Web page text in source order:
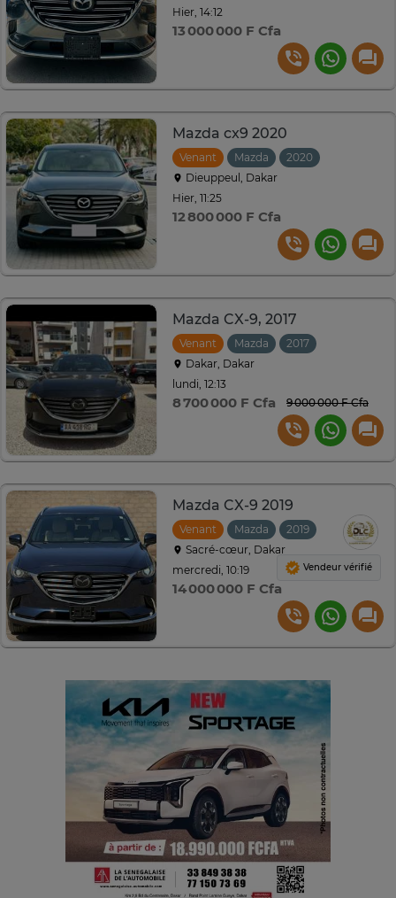
Hier, 14:12
13 000 000 F Cfa
Mazda cx9 2020
Venant Mazda 2020
Dieuppeul, Dakar
Hier, 11:25
12 800 000 F Cfa
Mazda CX-9, 2017
Venant Mazda 2017
Dakar, Dakar
lundi, 12:13
8 700 000 F Cfa 9 000 000 F Cfa
Mazda CX-9 2019
Venant Mazda 2019
Sacré-cœur, Dakar
mercredi, 10:19
14 000 000 F Cfa
Vendeur vérifié